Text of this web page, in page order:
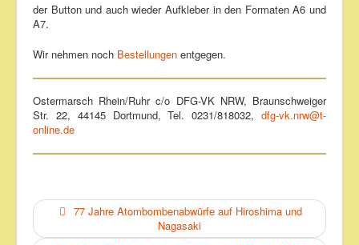
der Button und auch wieder Aufkleber in den Formaten A6 und
A7.
Wir nehmen noch Bestellungen entgegen.
Ostermarsch Rhein/Ruhr c/o DFG-VK NRW, Braunschweiger
Str. 22, 44145 Dortmund, Tel. 0231/818032, dfg-vk.nrw@t-
online.de
77 Jahre Atombombenabwürfe auf Hiroshima und
Nagasaki